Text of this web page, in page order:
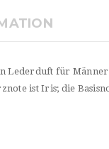
Lederduft für
ist Iris; die